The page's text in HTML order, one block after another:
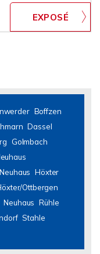
Boffzen
Dassel
Golmbach
Höxter
Ottbergen
Neuhaus Rühle
Stahle